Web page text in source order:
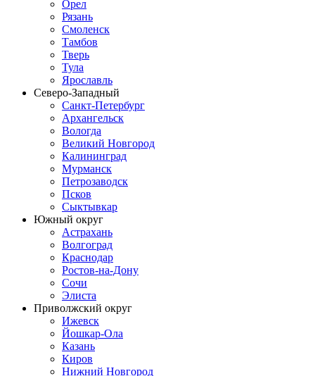
Орел
Рязань
Смоленск
Тамбов
Тверь
Тула
Ярославль
Северо-Западный
Санкт-Петербург
Архангельск
Вологда
Великий Новгород
Калининград
Мурманск
Петрозаводск
Псков
Сыктывкар
Южный округ
Астрахань
Волгоград
Краснодар
Ростов-на-Дону
Сочи
Элиста
Приволжский округ
Ижевск
Йошкар-Ола
Казань
Киров
Нижний Новгород